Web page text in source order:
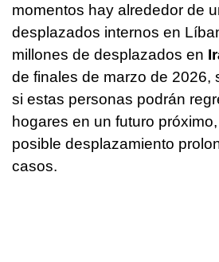
momentos hay alrededor de
desplazados internos en
millones de desplazados en
de finales de marzo de 2026,
si estas personas podrán
hogares en un futuro
posible desplazamiento
casos.